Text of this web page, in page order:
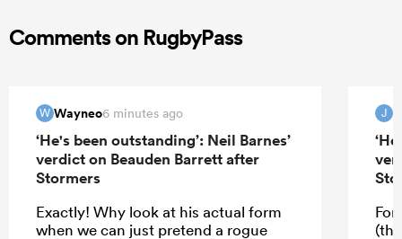
Comments on RugbyPass
W Wayneo6 minutes ago
‘He's been outstanding’: Neil Barnes’
verdict on Beauden Barrett after
Stormers
Exactly! Why look at his actual form
when we can just pretend a rogue
J